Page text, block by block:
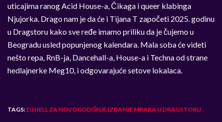
uticajima ranog Acid House-a, Čikaga i queer klabinga
Njujorka. Drago nam je da će i Tijana T započeti 2025. godinu
u Dragstoru kako sve ređe imamo priliku da je čujemo u
Beogradu usled popunjenog kalendara. Mala soba će videti
nešto repa, RnB-ja, Dancehall-a, House-a i Techna od strane
hedlajnerke Meg10, i odgovarajuće setove lokalaca.
TAGS: DJ HELL ZA NOVOGODIŠNJE IZDANJE MRAKA U DRAGSTORU